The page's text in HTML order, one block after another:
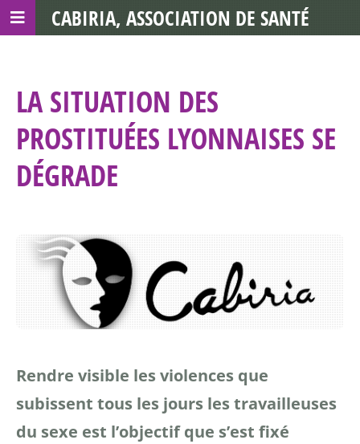
LA SITUATION DES
PROSTITUÉES LYONNAISES SE
DÉGRADE
Rendre visible les violences que
subissent tous les jours les travailleuses
du sexe est l’objectif que s’est fixé
CABIRIA, ASSOCIATION DE SANTÉ